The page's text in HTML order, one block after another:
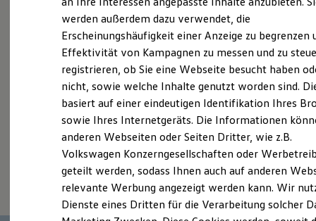
Laden Zuhause
Ladezeitensimulator
Batterie
Sicherheit
Garantie und Lebensdauer
Nachhaltigkeit
Technologie
Kosten und Kauf
Verbrauchskosten
Kaufoptionen
E-Auto-Förderung
Software und Konnektivität
Die ID. Software 6
ID. Software Versionen und Updates
Digitale Extras
Schnittstellen zu Ihrem ID.
Servicetermin buchen
Serviceanfrage stellen
werden außerdem dazu verwendet, die
Erscheinungshäufigkeit einer Anzeige zu begrenzen
Effektivität von Kampagnen zu messen und zu
registrieren, ob Sie eine Webseite besucht haben
nicht, sowie welche Inhalte genutzt worden sind.
basiert auf einer eindeutigen Identifikation Ihres
sowie Ihres Internetgeräts. Die Informationen
anderen Webseiten oder Seiten Dritter, wie z.B.
Volkswagen Konzerngesellschaften oder
geteilt werden, sodass Ihnen auch auf anderen
relevante Werbung angezeigt werden kann. Wir
Dienste eines Dritten für die Verarbeitung solcher